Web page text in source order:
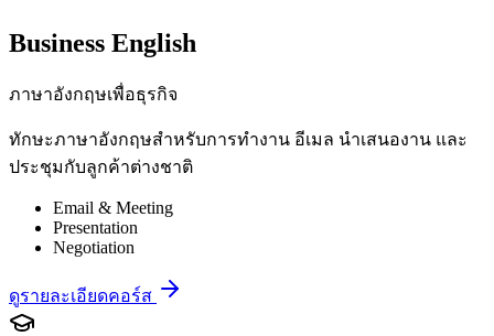
Business English
ภาษาอังกฤษเพื่อธุรกิจ
ทักษะภาษาอังกฤษสำหรับการทำงาน อีเมล นำเสนองาน และ
ประชุมกับลูกค้าต่างชาติ
Email & Meeting
Presentation
Negotiation
ดูรายละเอียดคอร์ส